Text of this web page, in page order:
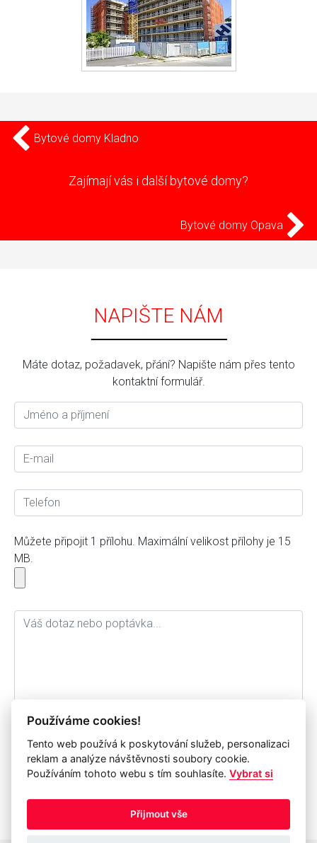
Bytové domy Kladno
Zajímají vás i další bytové domy?
Bytové domy Opava
NAPIŠTE NÁM
Máte dotaz, požadavek, přání? Napište nám přes tento
kontaktní formulář.
Můžete připojit 1 přílohu. Maximální velikost přílohy je 15
MB.
Souhlasím se zpracováním osobních údajů a jejich
archivací pro potřebu společnosti IP Systém a.s. po dobu
odeslat formulář
Používáme cookies!
Tento web používá k poskytování služeb, personalizaci
reklam a analýze návštěvnosti soubory cookie.
Používáním tohoto webu s tím souhlasíte.Vybrat si
Přijmout vše